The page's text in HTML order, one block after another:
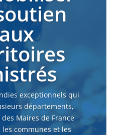
aux
exceptionnels qui
départements,
Maires de France
les communes et les